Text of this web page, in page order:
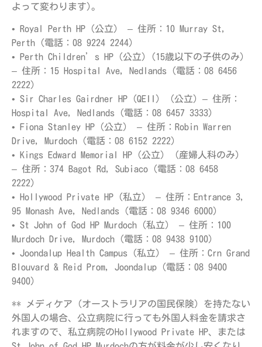
よって変わります)。
• Royal Perth HP（公立） – 住所：10 Murray St,
Perth（電話：08 9224 2244）
• Perth Children’s HP（公立）(15歳以下の子供のみ)
– 住所：15 Hospital Ave, Nedlands（電話：08 6456
2222）
• Sir Charles Gairdner HP（QEII）（公立) – 住所：
Hospital Ave, Nedlands（電話：08 6457 3333）
• Fiona Stanley HP（公立） – 住所：Robin Warren
Drive, Murdoch（電話：08 6152 2222）
• Kings Edward Memorial HP（公立）（産婦人科のみ）
– 住所：374 Bagot Rd, Subiaco（電話：08 6458
2222）
• Hollywood Private HP（私立） – 住所：Entrance 3,
95 Monash Ave, Nedlands（電話：08 9346 6000）
• St John of God HP Murdoch（私立） – 住所：100
Murdoch Drive, Murdoch（電話：08 9438 9100）
• Joondalup Health Campus（私立） – 住所：Crn Grand
Blouvard & Reid Prom, Joondalup（電話：08 9400
9400）
** メディケア（オーストラリアの国民保険）を持たない
外国人の場合、公立病院に行っても外国人料金を請求さ
れますので、私立病院のHollywood Private HP、または